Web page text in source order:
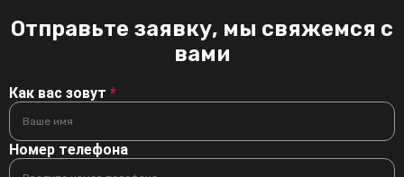
Отправьте заявку, мы свяжемся с
вами
Как вас зовут *
Номер телефона